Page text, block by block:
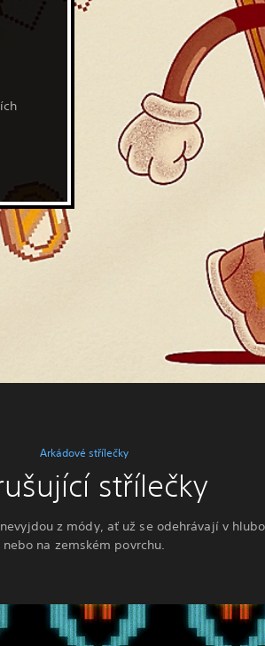
Arkádové střílečky
střílečky
z módy, ať už se odehrávají v
nebo na zemském povrchu.